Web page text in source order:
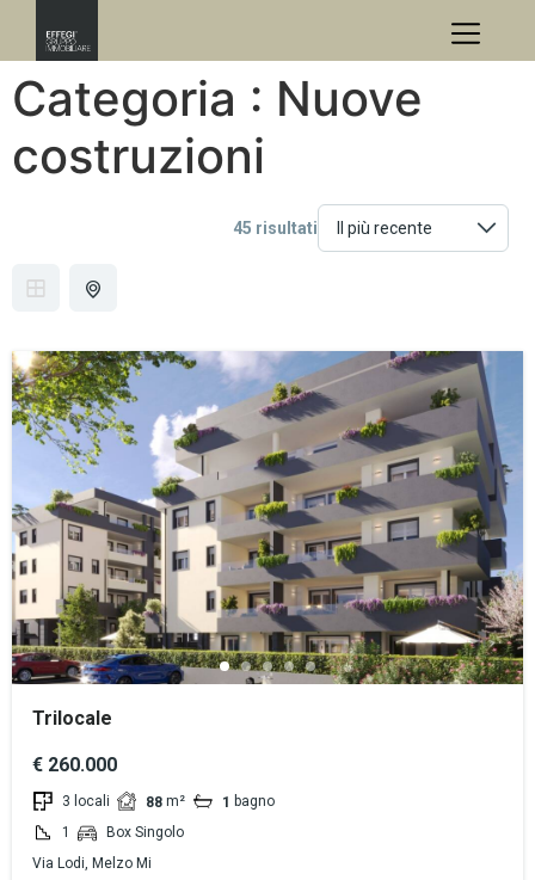
Categoria : Nuove
costruzioni
45 risultati
Trilocale
€ 260.000
3 locali 88 m² 1 bagno
1
Box Singolo
Via Lodi, Melzo Mi